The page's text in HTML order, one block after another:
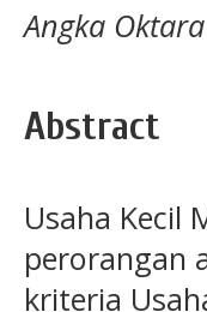
Angka
Abstract
Usaha Kecil
perorangan
kriteria